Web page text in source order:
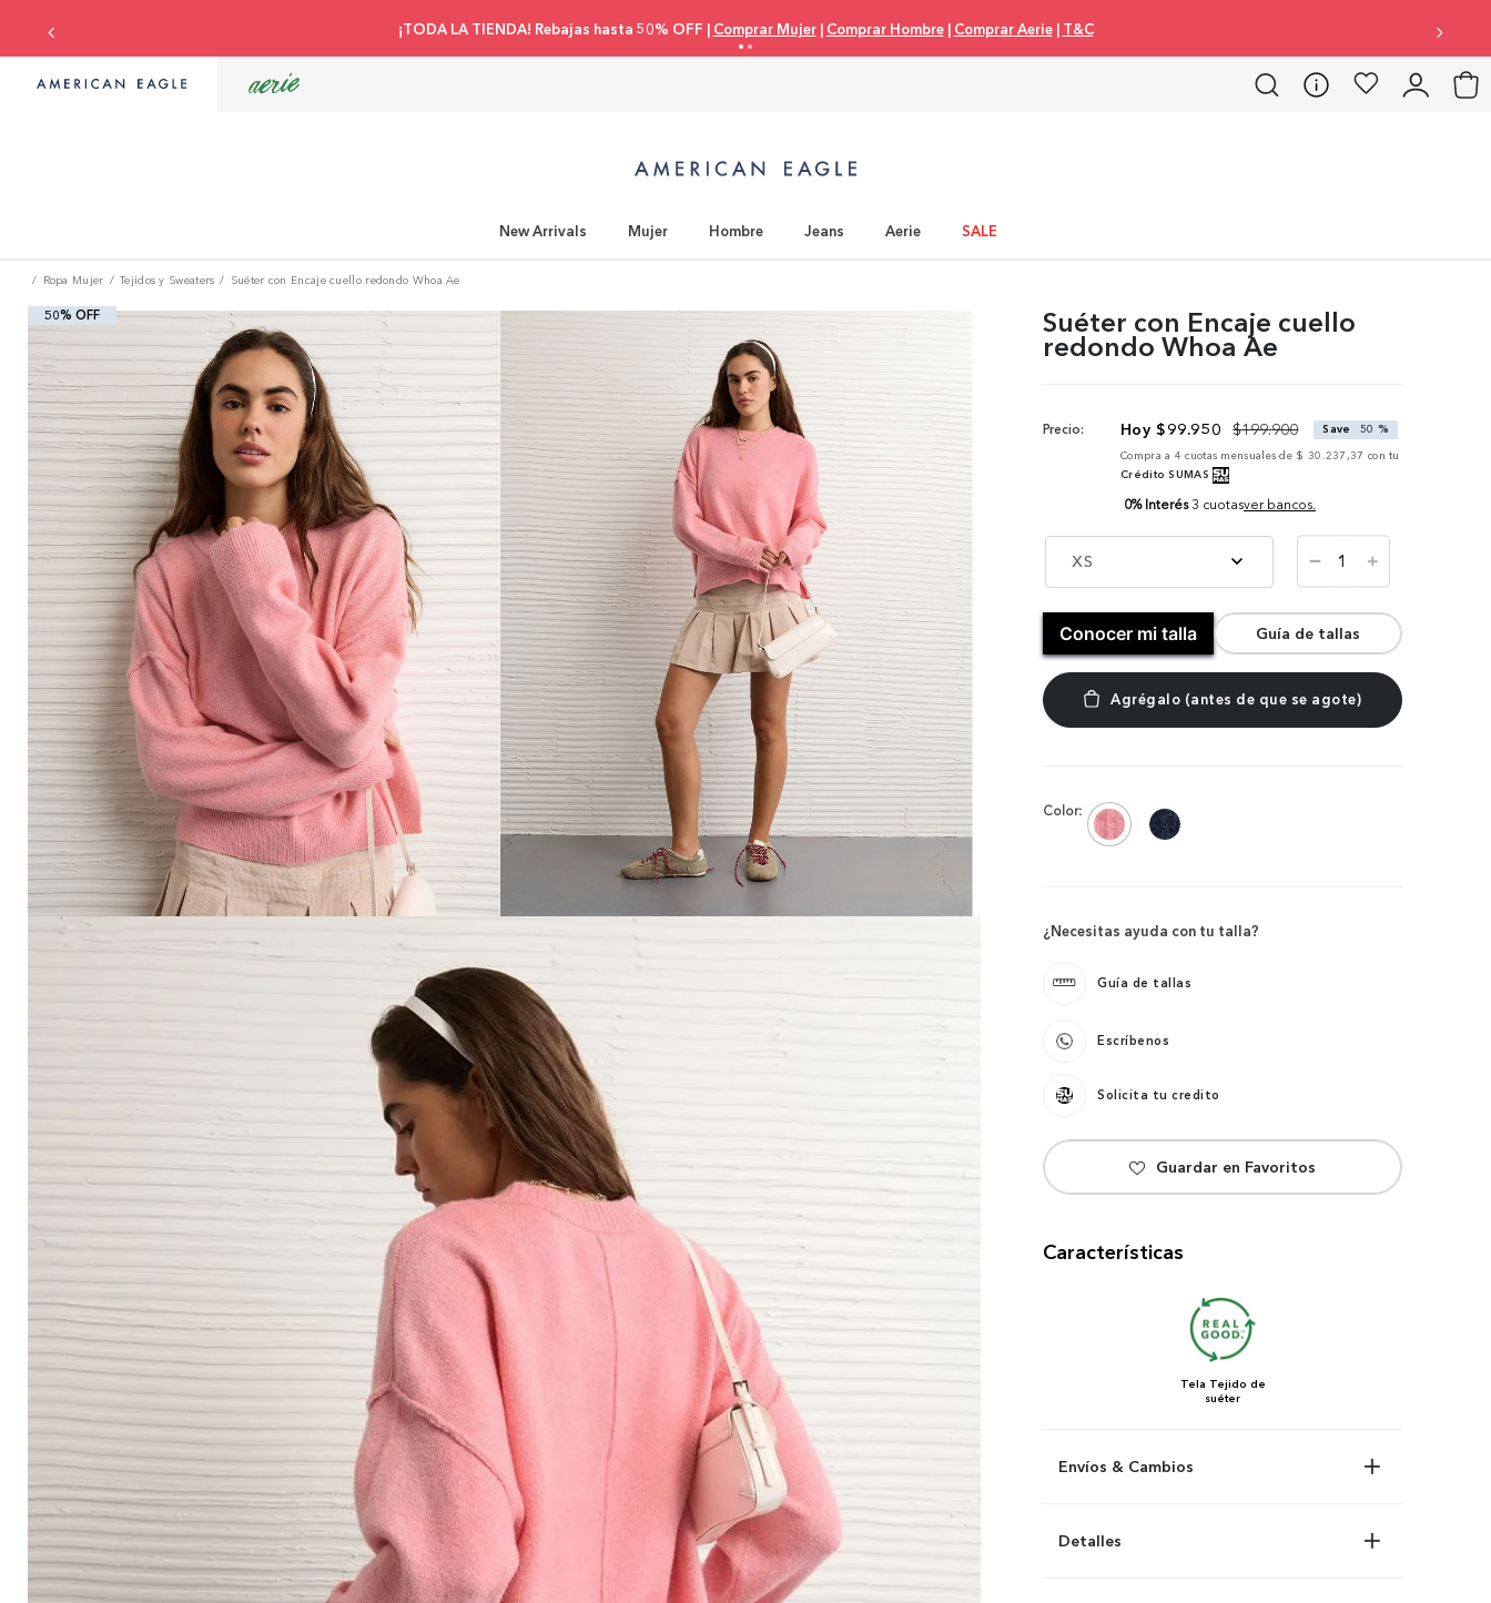
Compra con tu tarjeta de crédito 3 cuotas 0% interés |Comprar Mujer|Comprar Hombre|Comprar Aerie|
New Arrivals Mujer Hombre Jeans Aerie SALE
Ropa Mujer Tejidos y Sweaters Suéter con Encaje cuello redondo Whoa Ae
50% OFF Suéter con Encaje cuello
redondo Whoa Ae
Precio: $99.950 $199.900 Save
50 %
Compra a 4 cuotas mensuales de $ 30.237,37 con tu
Crédito SUMAS
0% Interés 3 cuotasver bancos.
XS ＋
－
Conocer mi talla Guía de tallas
Color:
¿Necesitas ayuda con tu talla?
Guía de tallas
Escríbenos
Solicita tu credito
Características
Tela Tejido de
suéter
Envíos & Cambios
Detalles